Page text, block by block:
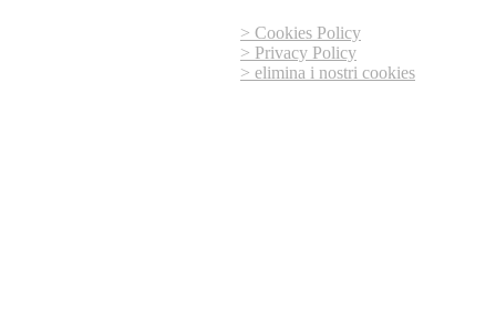
> Cookies Policy
> Privacy Policy
> elimina i nostri cookies